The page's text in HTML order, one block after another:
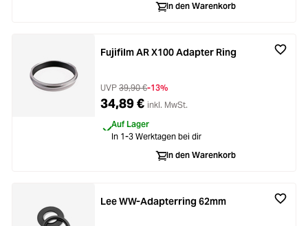
In den Warenkorb
Fujifilm AR X100 Adapter Ring
UVP 39,90 €-13%
34,89 € inkl. MwSt.
Auf Lager
In 1-3 Werktagen bei dir
In den Warenkorb
Lee WW-Adapterring 62mm